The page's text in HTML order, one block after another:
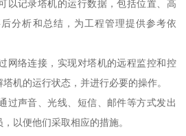
以记录塔机的运行数据，包括位置、高
分析和总结，为工程管理提供参考依
网络连接，实现对塔机的远程监控和控
机的运行状态，并进行必要的操作。
过声音、光线、短信、邮件等方式发出
以便他们采取相应的措施。